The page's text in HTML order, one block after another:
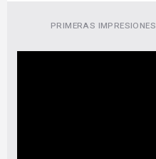
PRIMERAS